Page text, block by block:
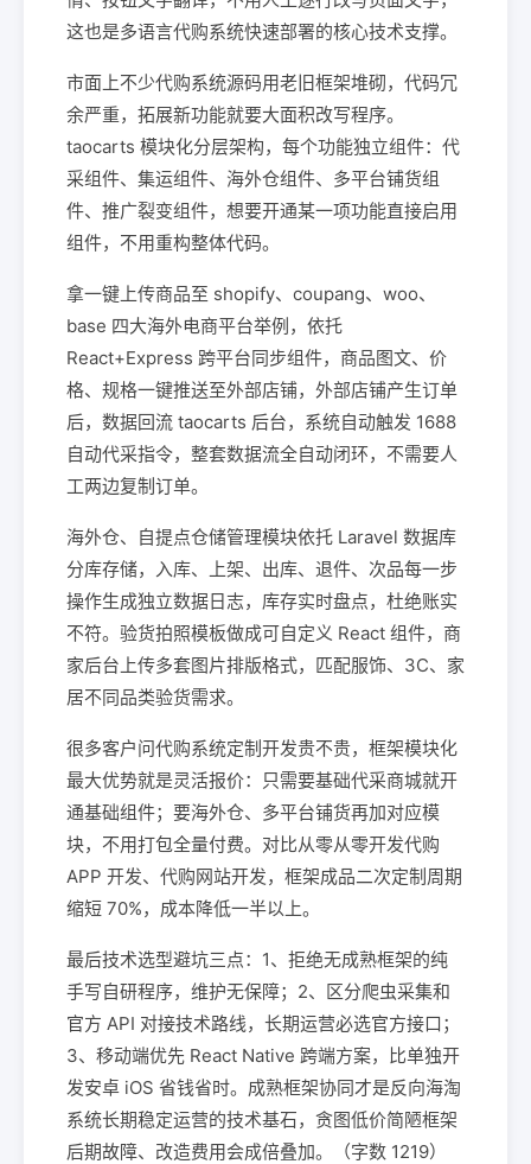
这也是多语言代购系统快速部署的核心技术支撑。
市面上不少代购系统源码用老旧框架堆砌，代码冗
余严重，拓展新功能就要大面积改写程序。
taocarts 模块化分层架构，每个功能独立组件：代
采组件、集运组件、海外仓组件、多平台铺货组
件、推广裂变组件，想要开通某一项功能直接启用
组件，不用重构整体代码。
拿一键上传商品至 shopify、coupang、woo、
base 四大海外电商平台举例，依托
React+Express 跨平台同步组件，商品图文、价
格、规格一键推送至外部店铺，外部店铺产生订单
后，数据回流 taocarts 后台，系统自动触发 1688
自动代采指令，整套数据流全自动闭环，不需要人
工两边复制订单。
海外仓、自提点仓储管理模块依托 Laravel 数据库
分库存储，入库、上架、出库、退件、次品每一步
操作生成独立数据日志，库存实时盘点，杜绝账实
不符。验货拍照模板做成可自定义 React 组件，商
家后台上传多套图片排版格式，匹配服饰、3C、家
居不同品类验货需求。
很多客户问代购系统定制开发贵不贵，框架模块化
最大优势就是灵活报价：只需要基础代采商城就开
通基础组件；要海外仓、多平台铺货再加对应模
块，不用打包全量付费。对比从零从零开发代购
APP 开发、代购网站开发，框架成品二次定制周期
缩短 70%，成本降低一半以上。
最后技术选型避坑三点：1、拒绝无成熟框架的纯
手写自研程序，维护无保障；2、区分爬虫采集和
官方 API 对接技术路线，长期运营必选官方接口；
3、移动端优先 React Native 跨端方案，比单独开
发安卓 iOS 省钱省时。成熟框架协同才是反向海淘
系统长期稳定运营的技术基石，贪图低价简陋框架
后期故障、改造费用会成倍叠加。（字数 1219）